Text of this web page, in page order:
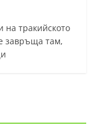
на тракийското
завръща там,